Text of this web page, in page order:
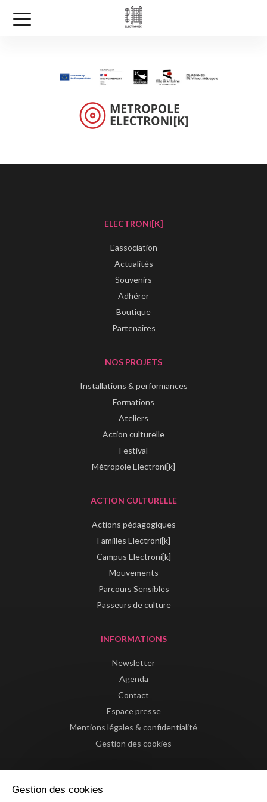
ELECTRONI[K]
L'association
Actualités
Souvenirs
Adhérer
Boutique
Partenaires
NOS PROJETS
Installations & performances
Formations
Ateliers
Action culturelle
Festival
Métropole Electroni[k]
ACTION CULTURELLE
Actions pédagogiques
Familles Electroni[k]
Campus Electroni[k]
Mouvements
Parcours Sensibles
Passeurs de culture
INFORMATIONS
Newsletter
Agenda
Contact
Espace presse
Mentions légales & confidentialité
Gestion des cookies
Gestion des cookies